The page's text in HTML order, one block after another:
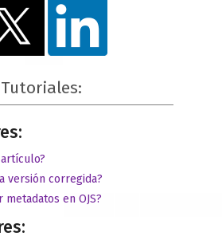
Tutoriales:
versión corregida?
metadatos en OJS?